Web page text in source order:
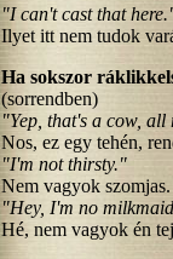
"I can't cast that
Ilyet itt nem tudok
Ha sokszor
(sorrendben)
"Yep, that's a cow,
Nos, ez egy tehén,
"I'm not thirsty."
Nem vagyok szomjas.
"Hey, I'm no
Hé, nem vagyok én